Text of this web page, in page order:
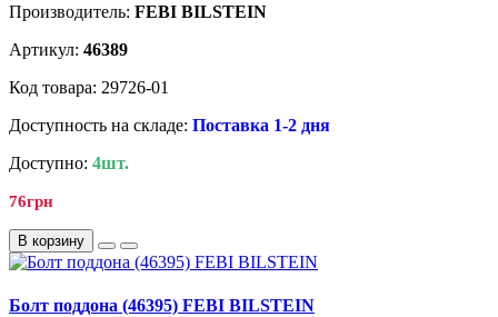
Производитель: FEBI BILSTEIN
Артикул: 46389
Код товара: 29726-01
Доступность на складе: Поставка 1-2 дня
Доступно: 4шт.
76грн
В корзину
Болт поддона (46395) FEBI BILSTEIN